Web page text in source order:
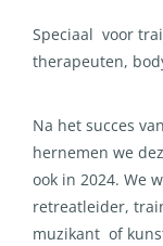
Speciaal voor
therapeuten,
Na het succes
hernemen we
ook in 2024. We
retreatleider,
muzikant of